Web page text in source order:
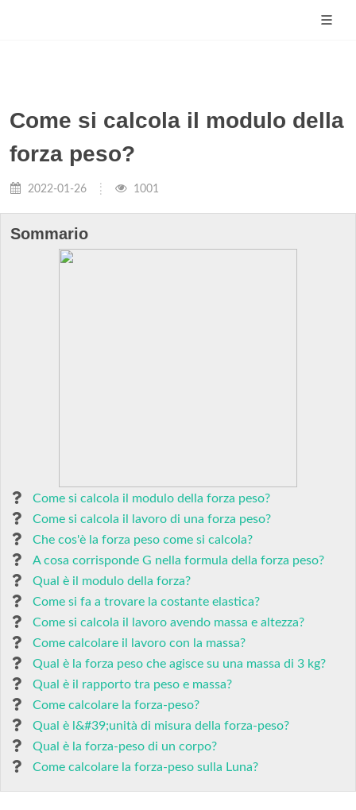
Come si calcola il modulo della
forza peso?
2022-01-26 1001
Sommario
Come si calcola il modulo della forza peso?
Come si calcola il lavoro di una forza peso?
Che cos'è la forza peso come si calcola?
A cosa corrisponde G nella formula della forza peso?
Qual è il modulo della forza?
Come si fa a trovare la costante elastica?
Come si calcola il lavoro avendo massa e altezza?
Come calcolare il lavoro con la massa?
Qual è la forza peso che agisce su una massa di 3 kg?
Qual è il rapporto tra peso e massa?
Come calcolare la forza-peso?
Qual è l&#39;unità di misura della forza-peso?
Qual è la forza-peso di un corpo?
Come calcolare la forza-peso sulla Luna?